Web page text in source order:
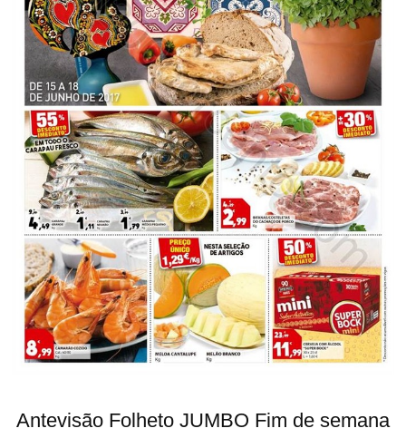
Antevisão Folheto JUMBO Fim de semana